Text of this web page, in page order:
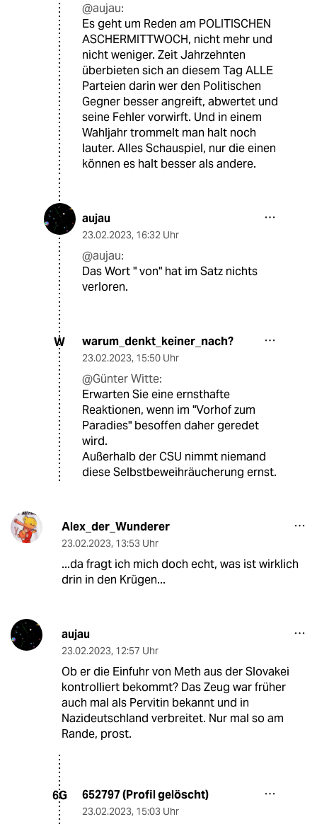
@aujau:
Es geht um Reden am POLITISCHEN
ASCHERMITTWOCH, nicht mehr und
nicht weniger. Zeit Jahrzehnten
überbieten sich an diesem Tag ALLE
Parteien darin wer den Politischen
Gegner besser angreift, abwertet und
seine Fehler vorwirft. Und in einem
Wahljahr trommelt man halt noch
lauter. Alles Schauspiel, nur die einen
können es halt besser als andere.
aujau
23.02.2023, 16:32 Uhr
@aujau:
Das Wort " von" hat im Satz nichts
verloren.
W warum_denkt_keiner_nach?
23.02.2023, 15:50 Uhr
@Günter Witte:
Erwarten Sie eine ernsthafte
Reaktionen, wenn im "Vorhof zum
Paradies" besoffen daher geredet
wird.
Außerhalb der CSU nimmt niemand
diese Selbstbeweihräucherung ernst.
Alex_der_Wunderer
23.02.2023, 13:53 Uhr
...da fragt ich mich doch echt, was ist wirklich
drin in den Krügen...
aujau
23.02.2023, 12:57 Uhr
Ob er die Einfuhr von Meth aus der Slovakei
kontrolliert bekommt? Das Zeug war früher
auch mal als Pervitin bekannt und in
Nazideutschland verbreitet. Nur mal so am
Rande, prost.
6G 652797 (Profil gelöscht)
23.02.2023, 15:03 Uhr